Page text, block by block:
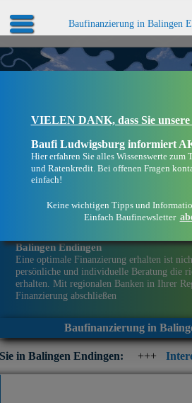
Baufinanzierung in Balingen
Balingen Endingen
Eine optimale Finanzierung erhalten ist
persönliche und individuelle Beratung die
erhalten. Mit regionalen Banken in Ihrer
Finanzierung abschließen
Baufinanzierung in
+++ Interesse an einer
VIELEN DANK, dass Sie unsere
Baufi Ludwigsburg informiert
Hier erfahren Sie alles Wissenswerte zum
und Ratenkredit. Bei offenen Fragen
einfach!
Keine wichtigen Tipps und
Einfach Baufinewsletter